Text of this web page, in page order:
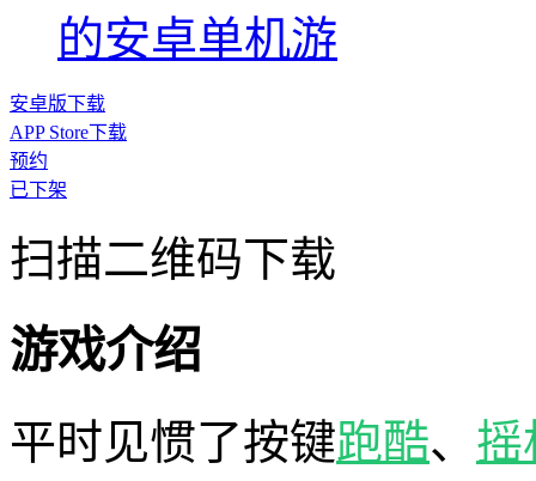
的安卓单机游
安卓版下载
APP Store下载
预约
已下架
扫描二维码下载
游戏介绍
平时见惯了按键跑酷、 摇